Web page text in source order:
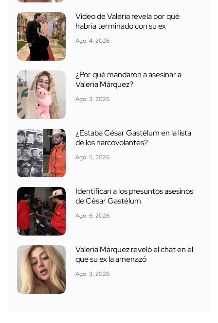
Video de Valeria revela por qué
habría terminado con su ex
Ago. 4, 2026
¿Por qué mandaron a asesinar a
Valeria Márquez?
Ago. 3, 2026
¿Estaba César Gastélum en la lista
de los narcovolantes?
Ago. 5, 2026
Identifican a los presuntos asesinos
de César Gastélum
Ago. 6, 2026
Valeria Márquez reveló el chat en el
que su ex la amenazó
Ago. 3, 2026